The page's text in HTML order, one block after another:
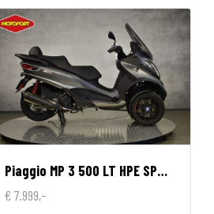
Piaggio MP 3 500 LT HPE SPORT
€ 7.999,-